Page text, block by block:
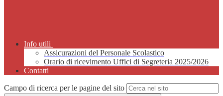
Info utili
Assicurazioni del Personale Scolastico
Orario di ricevimento Uffici di Segreteria 2025/2026
Contatti
Campo di ricerca per le pagine del sito